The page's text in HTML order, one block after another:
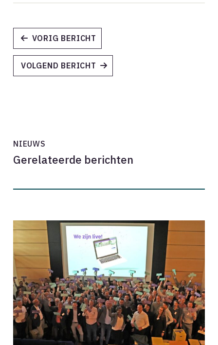
VORIG BERICHT
VOLGEND BERICHT
NIEUWS
Gerelateerde berichten
Baanbrekende
digitaliseringsstap
in
de
bouwsector